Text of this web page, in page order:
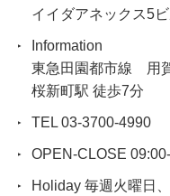
イイダアネックス5
Information
東急田園都市線 用
桜新町駅 徒歩7分
TEL 03-3700-4990
OPEN-CLOSE
Holiday 毎週火曜日